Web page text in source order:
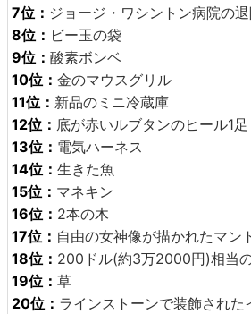
7位： ジョージ・ワシントン病院の
8位： ビー玉の袋
9位： 酸素ボンベ
10位： 金のマウスグリル
11位： 新品のミニ冷蔵庫
12位： 底が赤いルブタンのヒール1足
13位： 電気ハーネス
14位： 生きた魚
15位： マネキン
16位： 2本の木
17位： 自由の女神像が描かれたマン
18位： 200ドル(約3万2000円)相当
19位： 草
20位： ラインストーンで装飾された